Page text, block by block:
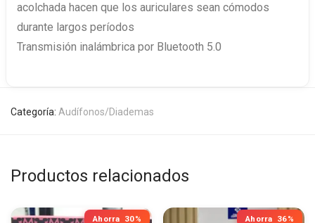
acolchada hacen que los auriculares sean cómodos
durante largos períodos
Transmisión inalámbrica por Bluetooth 5.0
Categoría: Audífonos/Diademas
Productos relacionados
Ahorra 30% Ahorra 36%